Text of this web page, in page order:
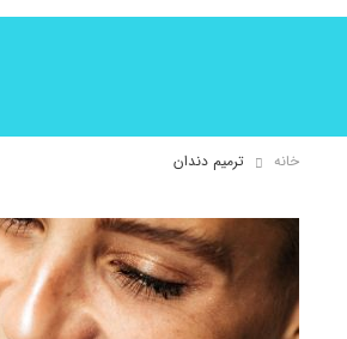
خانه ترمیم دندان